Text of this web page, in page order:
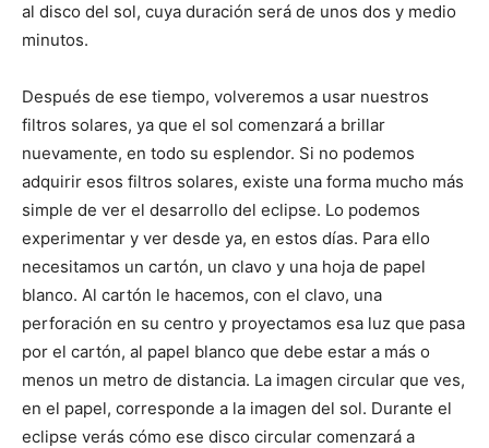
al disco del sol, cuya duración será de unos dos y medio
minutos.
Después de ese tiempo, volveremos a usar nuestros
filtros solares, ya que el sol comenzará a brillar
nuevamente, en todo su esplendor. Si no podemos
adquirir esos filtros solares, existe una forma mucho más
simple de ver el desarrollo del eclipse. Lo podemos
experimentar y ver desde ya, en estos días. Para ello
necesitamos un cartón, un clavo y una hoja de papel
blanco. Al cartón le hacemos, con el clavo, una
perforación en su centro y proyectamos esa luz que pasa
por el cartón, al papel blanco que debe estar a más o
menos un metro de distancia. La imagen circular que ves,
en el papel, corresponde a la imagen del sol. Durante el
eclipse verás cómo ese disco circular comenzará a